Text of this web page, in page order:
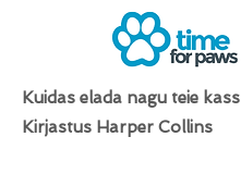
Kuidas elada nagu teie kass
Kirjastus Harper Collins